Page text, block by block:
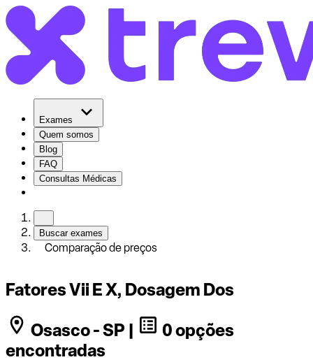
Exames
Quem somos
Blog
FAQ
Consultas Médicas
Buscar exames
Comparação de preços
Fatores Vii E X, Dosagem Dos
Osasco - SP |
0 opções
encontradas